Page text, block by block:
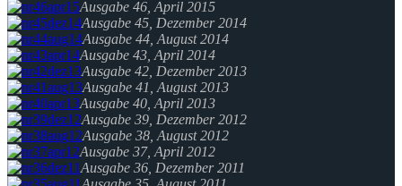
Ausgabe 46, April 2015
Ausgabe 45, Dezember 2014
Ausgabe 44, August 2014
Ausgabe 43, April 2014
Ausgabe 42, Dezember 2013
Ausgabe 41, August 2013
Ausgabe 40, April 2013
Ausgabe 39, Dezember 2012
Ausgabe 38, August 2012
Ausgabe 37, April 2012
Ausgabe 36, Dezember 2011